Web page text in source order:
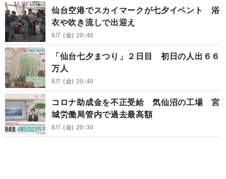
仙台空港でスカイマークが七夕イベント 浴
衣や吹き流しで出迎え
8/7 (金) 20:40
「仙台七夕まつり」２日目 初日の人出６６
万人
8/7 (金) 20:40
コロナ助成金を不正受給 気仙沼の工場 宮
城労働局管内で過去最高額
8/7 (金) 20:30